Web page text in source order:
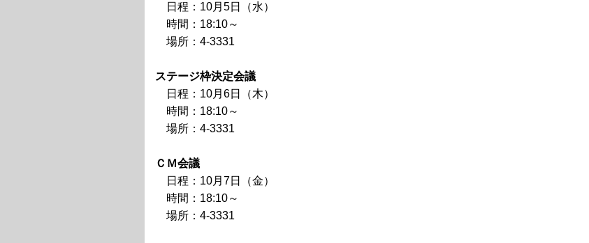
日程：10月5日（水）
時間：18:10～
場所：4-3331
ステージ枠決定会議
日程：10月6日（木）
時間：18:10～
場所：4-3331
ＣＭ会議
日程：10月7日（金）
時間：18:10～
場所：4-3331